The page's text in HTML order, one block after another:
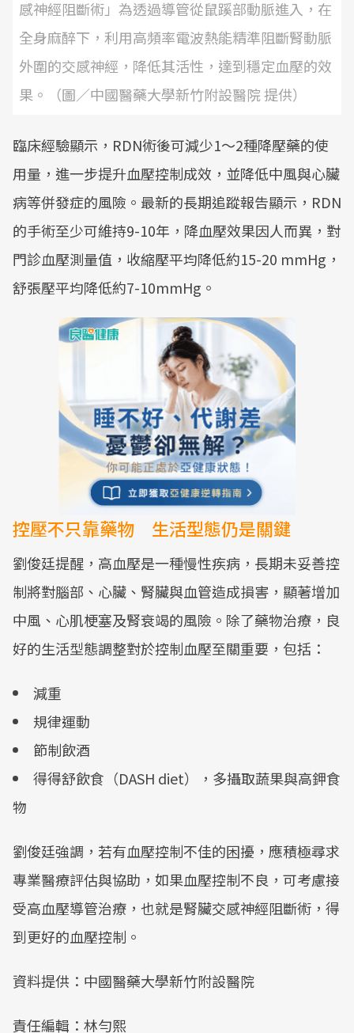
感神經阻斷術」為透過導管從鼠蹊部動脈進入，在
全身麻醉下，利用高頻率電波熱能精準阻斷腎動脈
外圍的交感神經，降低其活性，達到穩定血壓的效
果。（圖／中國醫藥大學新竹附設醫院 提供）
臨床經驗顯示，RDN術後可減少1～2種降壓藥的使
用量，進一步提升血壓控制成效，並降低中風與心臟
病等併發症的風險。最新的長期追蹤報告顯示，RDN
的手術至少可維持9-10年，降血壓效果因人而異，對
門診血壓測量值，收縮壓平均降低約15-20 mmHg，
舒張壓平均降低約7-10mmHg。
控壓不只靠藥物 生活型態仍是關鍵
劉俊廷提醒，高血壓是一種慢性疾病，長期未妥善控
制將對腦部、心臟、腎臟與血管造成損害，顯著增加
中風、心肌梗塞及腎衰竭的風險。除了藥物治療，良
好的生活型態調整對於控制血壓至關重要，包括：
減重
規律運動
節制飲酒
得得舒飲食（DASH diet），多攝取蔬果與高鉀食
物
劉俊廷強調，若有血壓控制不佳的困擾，應積極尋求
專業醫療評估與協助，如果血壓控制不良，可考慮接
受高血壓導管治療，也就是腎臟交感神經阻斷術，得
到更好的血壓控制。
資料提供：中國醫藥大學新竹附設醫院
責任編輯：林勻熙